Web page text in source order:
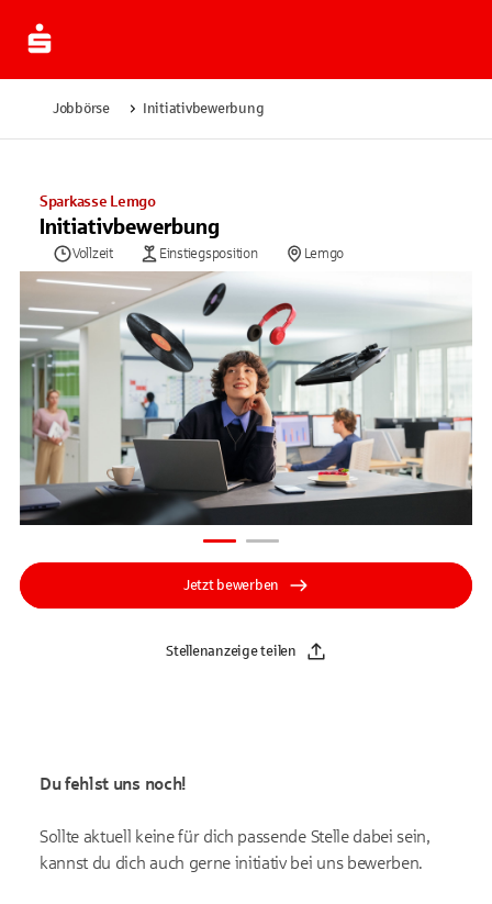
Jobbörse Initiativbewerbung
Sparkasse Lemgo
Initiativbewerbung
Vollzeit Einstiegsposition Lemgo
Jetzt bewerben
Stellenanzeige teilen
Du fehlst uns noch!
Sollte aktuell keine für dich passende Stelle dabei sein,
kannst du dich auch gerne initiativ bei uns bewerben.